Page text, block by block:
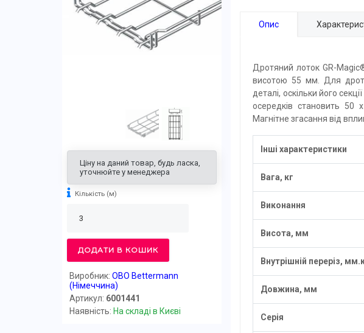
Ціну на даний товар, будь ласка,
уточнюйте у менеджера
Кількість (м)
ДОДАТИ В КОШИК
Виробник: OBO Bettermann
(Німеччина)
Артикул: 6001441
Наявність: На складі в Києві
Опис
Дротяний лоток GR-
висотою 55 мм. Для
деталі, оскільки його
осередків становить
Магнітне згасання від
Інші характеристики
Вага, кг
Виконання
Висота, мм
Внутрішній переріз,
Довжина, мм
Серія